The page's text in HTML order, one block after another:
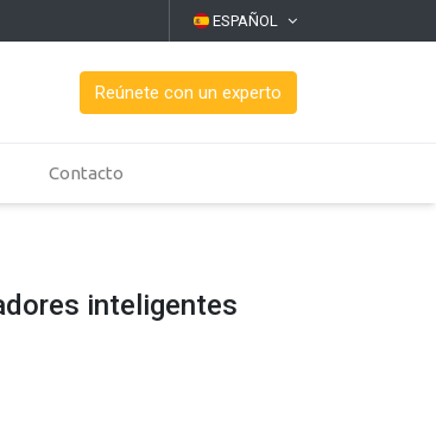
ESPAÑOL
Reúnete con un experto
Contacto
inteligentes